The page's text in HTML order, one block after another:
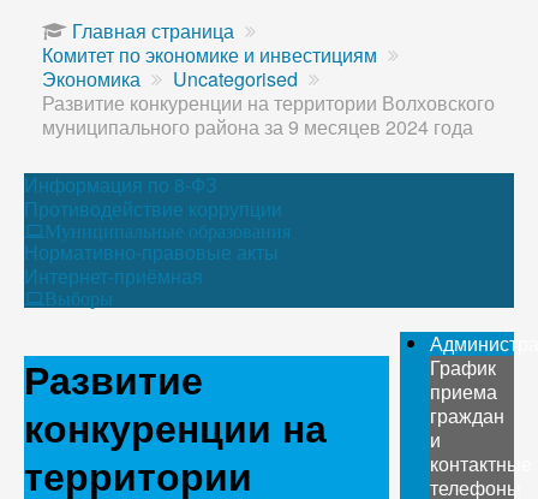
Главная страница
Комитет по экономике и инвестициям
Экономика
Uncategorised
Развитие конкуренции на территории Волховского
муниципального района за 9 месяцев 2024 года
Информация по 8-ФЗ
Противодействие коррупции
Муниципальные образования
Нормативно-правовые акты
Интернет-приёмная
Выборы
Развитие
конкуренции на
территории
График
приема
граждан
и
контактные
телефоны